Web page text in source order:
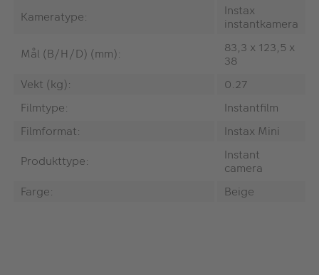
Kameratype:
Instax
instantkamera
Mål (B/H/D) (mm):
83,3 x 123,5 x
38
Vekt (kg):
0.27
Filmtype:
Instantfilm
Filmformat:
Instax Mini
Produkttype:
Instant
camera
Farge:
Beige